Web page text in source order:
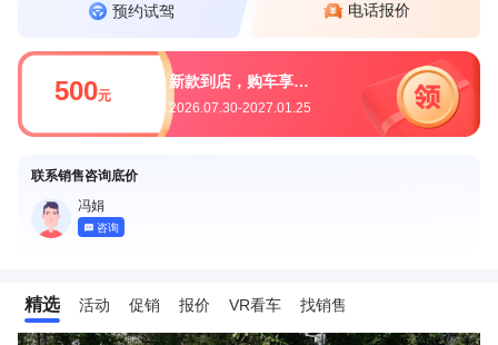
预约试驾 电话报价
500元
新款到店，购车享优惠
2026.07.30-2027.01.25
联系销售咨询底价
冯娟
咨询
精选 活动 促销 报价 VR看车 找销售